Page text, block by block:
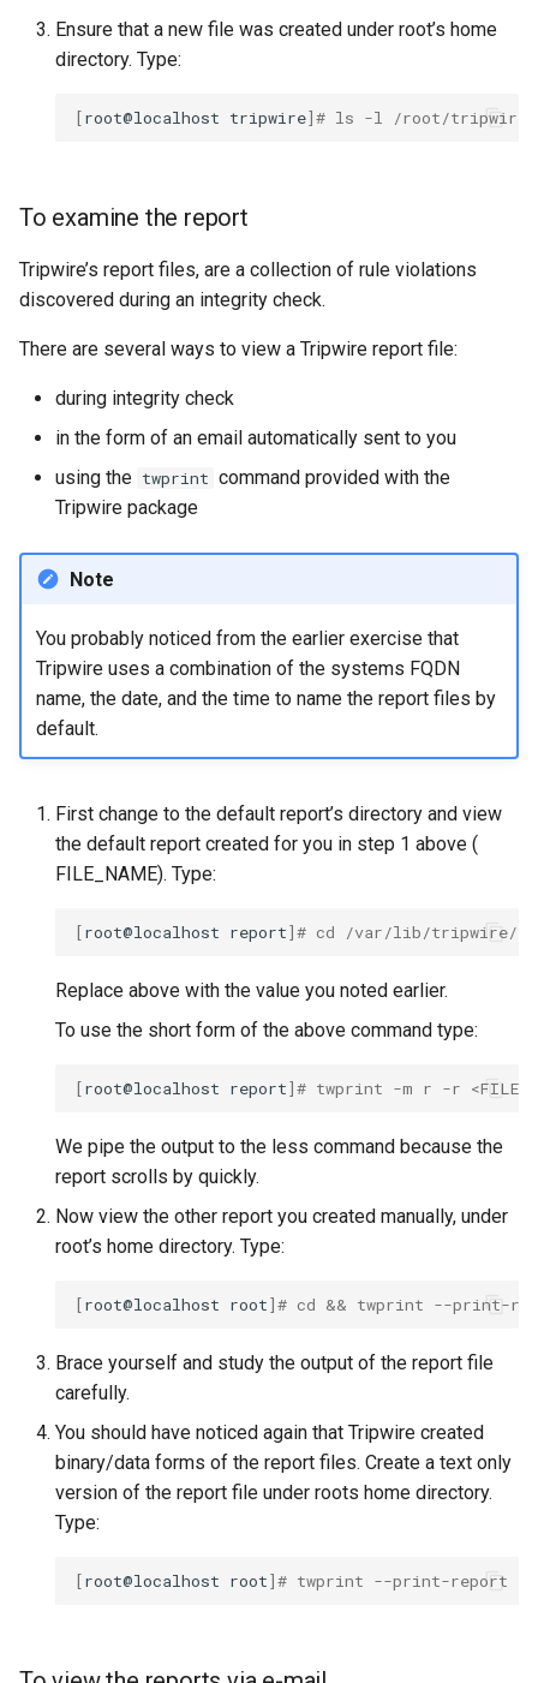
Ensure that a new file was created under root’s home
directory. Type:
[root@localhost tripwire]# ls -l /root/
To examine the report
Tripwire’s report files, are a collection of rule violations
discovered during an integrity check.
There are several ways to view a Tripwire report file:
during integrity check
in the form of an email automatically sent to you
using the twprint command provided with the
Tripwire package
Note
You probably noticed from the earlier exercise that
Tripwire uses a combination of the systems FQDN
name, the date, and the time to name the report files by
default.
First change to the default report’s directory and view
the default report created for you in step 1 above (
FILE_NAME). Type:
[root@localhost report]# cd /var/lib/tripwire/
Replace above with the value you noted earlier.
To use the short form of the above command type:
[root@localhost report]# twprint -m r -r
We pipe the output to the less command because the
report scrolls by quickly.
Now view the other report you created manually, under
root’s home directory. Type:
[root@localhost root]# cd && twprint --print-
Brace yourself and study the output of the report file
carefully.
You should have noticed again that Tripwire created
binary/data forms of the report files. Create a text only
version of the report file under roots home directory.
Type:
[root@localhost root]# twprint --print-report -